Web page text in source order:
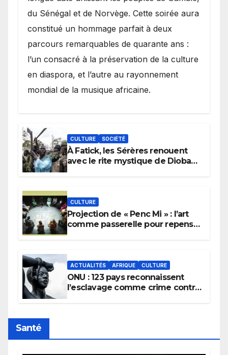
du Sénégal et de Norvège. Cette soirée aura
constitué un hommage parfait à deux
parcours remarquables de quarante ans :
l’un consacré à la préservation de la culture
en diaspora, et l’autre au rayonnement
mondial de la musique africaine.
CULTURE SOCIÉTÉ
À Fatick, les Sérères renouent
avec le rite mystique de Diobaye
CULTURE
Projection de « Penc Mi » : l’art
comme passerelle pour repenser
ACTUALITÉS AFRIQUE CULTURE
ONU : 123 pays reconnaissent
l’esclavage comme crime contre
Santé